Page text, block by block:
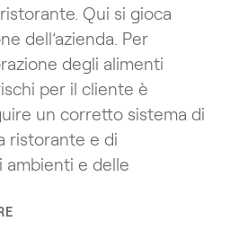
Qui si gioca
dell’azienda. Per
degli alimenti
per il cliente è
un corretto sistema di
ristorante e di
ambienti e delle